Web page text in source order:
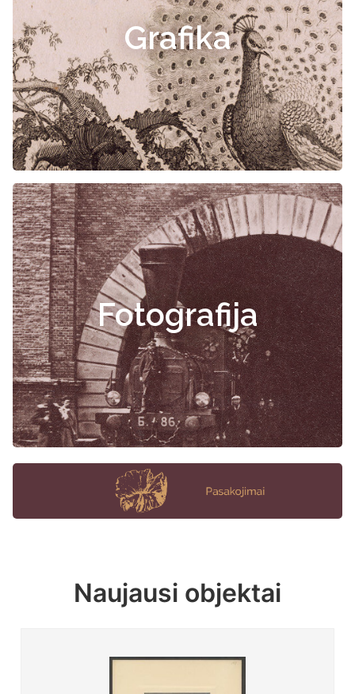
Grafika
Fotografija
Naujausi objektai